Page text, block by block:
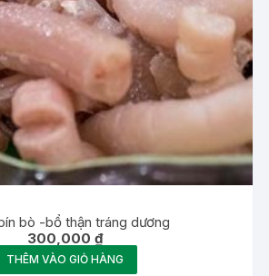
bò -bổ thận tráng dương
300,000₫
THÊM VÀO GIỎ HÀNG